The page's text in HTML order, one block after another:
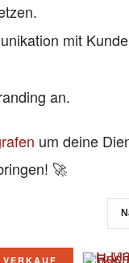
mit
an.
um deine
🚀
VERKAUF